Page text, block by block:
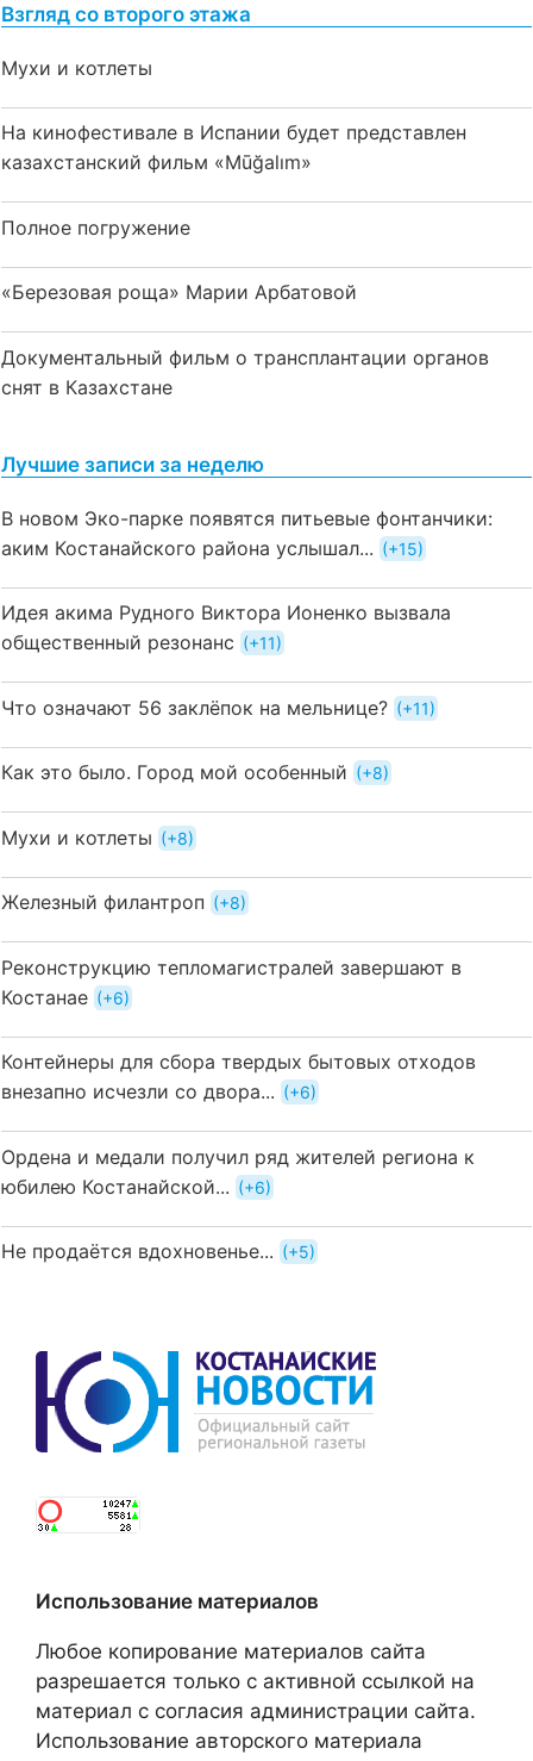
Взгляд со второго этажа
Мухи и котлеты
На кинофестивале в Испании будет представлен
казахстанский фильм «Mūğalım»
Полное погружение
«Березовая роща» Марии Арбатовой
Документальный фильм о трансплантации органов
снят в Казахстане
Лучшие записи за неделю
В новом Эко-парке появятся питьевые фонтанчики:
аким Костанайского района услышал...
+15
Идея акима Рудного Виктора Ионенко вызвала
общественный резонанс
+11
Что означают 56 заклёпок на мельнице? +11
Как это было. Город мой особенный +8
Мухи и котлеты +8
Железный филантроп +8
Реконструкцию тепломагистралей завершают в
Костанае
+6
Контейнеры для сбора твердых бытовых отходов
внезапно исчезли со двора...
+6
Ордена и медали получил ряд жителей региона к
юбилею Костанайской...
+6
Не продаётся вдохновенье... +5
Использование материалов
Любое копирование материалов сайта
разрешается только с активной ссылкой на
материал с согласия администрации сайта.
Использование авторского материала